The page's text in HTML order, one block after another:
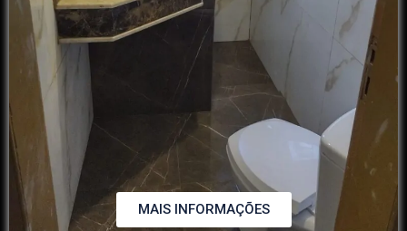
MAIS INFORMAÇÕES